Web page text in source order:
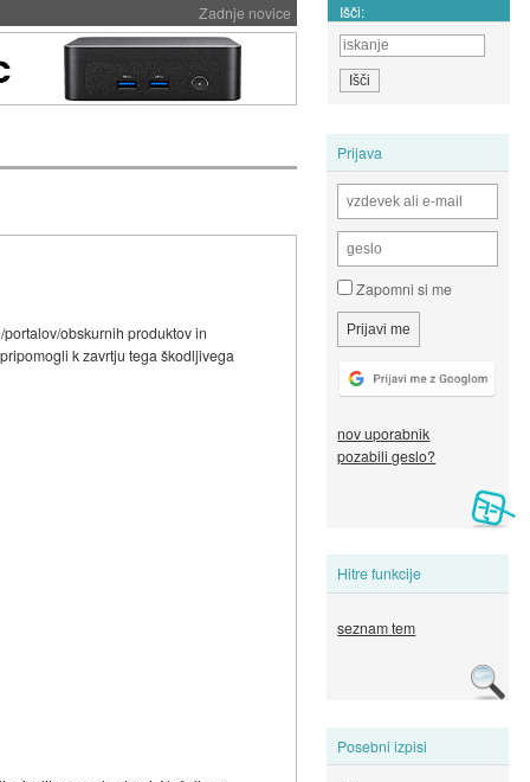
Zadnje novice Išči:
Prijava
Zapomni si me
nov uporabnik
pozabili geslo?
Hitre funkcije
seznam tem
Posebni izpisi
obskurnih produktov in
k zavrtju tega škodljivega